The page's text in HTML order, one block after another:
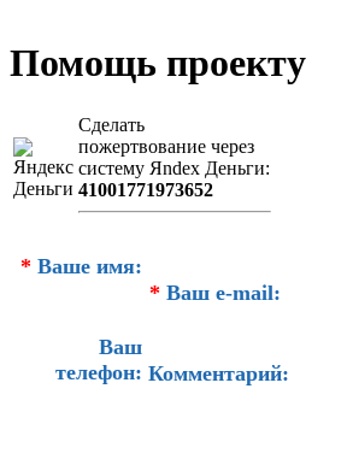
Помощь проекту
Сделать
пожертвование через
систeму Яndex Деньги:
41001771973652
* Ваше имя:
* Ваш e-mail:
Ваш
телефон: Комментарий: